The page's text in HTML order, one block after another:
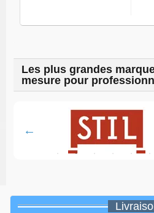
Les plus grandes
mesure pour